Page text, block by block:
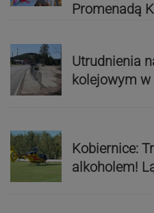
Promenadą
Utrudnienia
kolejowym
Kobiernice:
alkoholem!